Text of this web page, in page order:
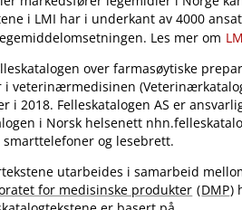
i LMI har i underkant av 4000
Les mer om
over farmasøytiske
i veterinærmedisinen
i 2018. Felleskatalogen AS er
i Norsk helsenett
og lesebrett.
utarbeides i samarbeid
for medisinske produkter (DMP)